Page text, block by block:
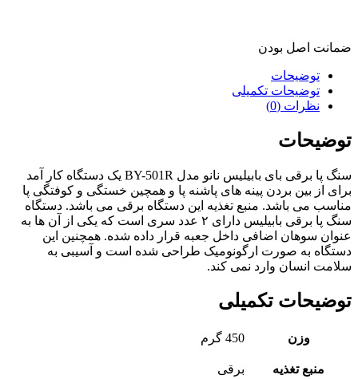
ضمانت اصل بودن
توضیحات
توضیحات تکمیلی
نظرات (0)
توضیحات
سنگ پا برقی بای بابیلیس نانو مدل BY-501R یک دستگاه کار آمد
برای از بین بردن پینه های پاشنه پا و همچین خستگی و کوفتگی پا
مناسب می باشد. منبع تغذیه این دستگاه برقی می باشد. دستگاه
سنگ پا برقی بابیلیس دارای ۲ عدد سری است که یکی از آن ها به
عنوان سوهان اضافی داخل جعبه قرار داده شده. همچنین این
دستگاه به صورت ارگونومیک طراحی شده است و آسیبی به
سلامت انسان وارد نمی کند.
توضیحات تکمیلی
وزن 450 گرم
منبع تغذیه برقی